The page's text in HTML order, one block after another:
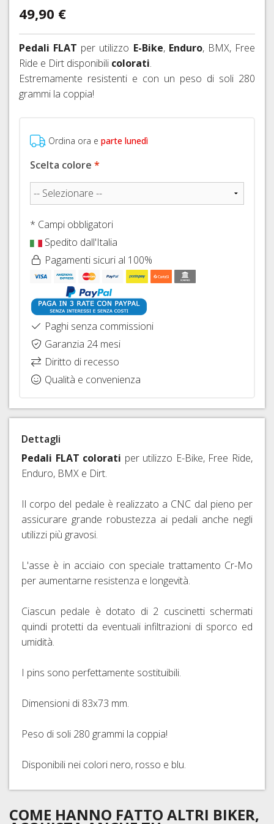
E
GUAINE
CAMBIO
DERAGLIATORE
COPERTONI
E
CAMERE
27,5"
CAMERE
SIGILLANTI
SGANCI
RAPIDI
E
PERNI
PASSANTI
FRENI
BRAKING
49,90 €
Pedali FLAT per utilizzo E-Bike, Enduro, BMX, Free
Ride e Dirt disponibili colorati.
Estremamente resistenti e con un peso di soli 280
grammi la coppia!
Ordina ora e parte lunedì
Scelta colore *
* Campi obbligatori
Spedito dall'Italia
Pagamenti sicuri al 100%
Paghi senza commissioni
Garanzia 24 mesi
Diritto di recesso
Qualità e convenienza
Dettagli
Pedali FLAT colorati per utilizzo E-Bike, Free Ride,
Enduro, BMX e Dirt.
Il corpo del pedale è realizzato a CNC dal pieno per
assicurare grande robustezza ai pedali anche negli
utilizzi più gravosi.
L'asse è in acciaio con speciale trattamento Cr-Mo
per aumentarne resistenza e longevità.
Ciascun pedale è dotato di 2 cuscinetti schermati
quindi protetti da eventuali infiltrazioni di sporco ed
umidità.
I pins sono perfettamente sostituibili.
Dimensioni di 83x73 mm.
Peso di soli 280 grammi la coppia!
Disponibili nei colori nero, rosso e blu.
COME HANNO FATTO ALTRI BIKER,